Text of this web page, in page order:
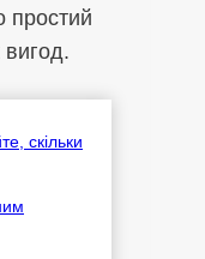
простий
скільки